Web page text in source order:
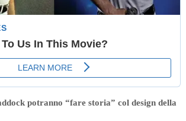
potranno “fare storia” col design della